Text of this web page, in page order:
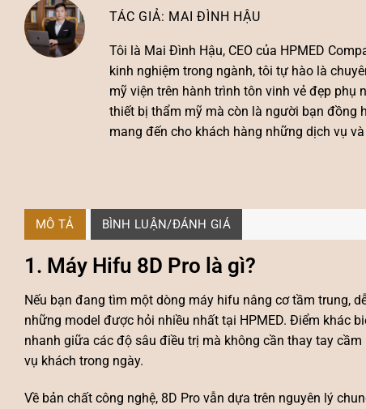
MAI ĐÌNH HẬU
Tôi là Mai Đình Hậu, CEO của HPMED
kinh nghiệm trong ngành, tôi tự hào là
mỹ viện trên hành trình tôn vinh vẻ đẹp phụ
thiết bị thẩm mỹ mà còn là người bạn đồng
mang đến cho khách hàng những dịch vụ
MÔ TẢ BÌNH LUẬN/ĐÁNH GIÁ
1. Máy Hifu 8D Pro là gì?
Nếu bạn đang tìm một dòng máy hifu nâng cơ tầm trung,
những model được hỏi nhiều nhất tại HPMED. Điểm khác
nhanh giữa các độ sâu điều trị mà không cần thay tay
vụ khách trong ngày.
Về bản chất công nghệ, 8D Pro vẫn dựa trên nguyên lý